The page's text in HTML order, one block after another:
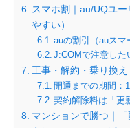
スマホ割｜au/UQユ
やすい）
auの割引（auス
J:COMで注意した
工事・解約・乗り換
開通までの期間：
契約解除料は「更
マンションで勝つ｜